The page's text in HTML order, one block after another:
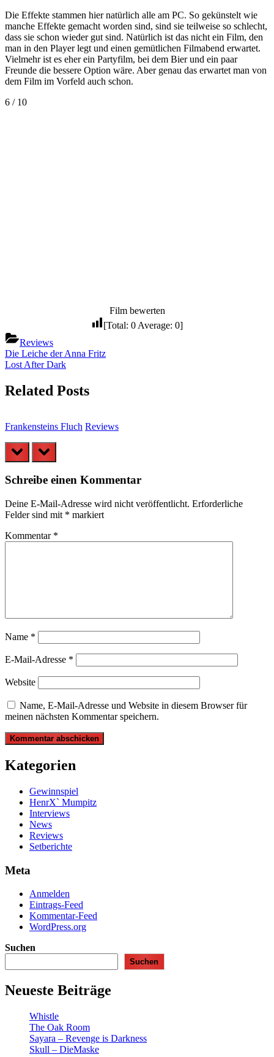
Die Effekte stammen hier natürlich alle am PC. So gekünstelt wie
manche Effekte gemacht worden sind, sind sie teilweise so schlecht,
dass sie schon wieder gut sind. Natürlich ist das nicht ein Film, den
man in den Player legt und einen gemütlichen Filmabend erwartet.
Vielmehr ist es eher ein Partyfilm, bei dem Bier und ein paar
Freunde die bessere Option wäre. Aber genau das erwartet man von
dem Film im Vorfeld auch schon.
6 / 10
Film bewerten
[Total: 0 Average: 0]
Reviews
Beitragsnavigation
Previous
Post:
Die Leiche der Anna Fritz
Next
Lost After Dark
Related Posts
Frankensteins Fluch Reviews
prev next
Schreibe einen Kommentar
Deine E-Mail-Adresse wird nicht veröffentlicht. Erforderliche
Felder sind mit * markiert
Kommentar *
Name *
E-Mail-Adresse *
Website
Name, E-Mail-Adresse und Website in diesem Browser für
meinen nächsten Kommentar speichern.
Kategorien
Gewinnspiel
HenrX` Mumpitz
Interviews
News
Reviews
Setberichte
Meta
Anmelden
Eintrags-Feed
Kommentar-Feed
WordPress.org
Suchen
Suchen
Neueste Beiträge
Whistle
The Oak Room
Sayara – Revenge is Darkness
Skull – DieMaske